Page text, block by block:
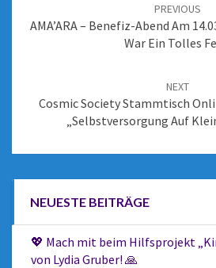
PREVIOUS
AMA’ARA – Benefiz-Abend Am
War Ein Tolles
NEXT
Cosmic Society Stammtisch
„Selbstversorgung Auf
NEUESTE BEITRÄGE
💖 Mach mit beim Hilfsprojekt
von Lydia Gruber! 🙏